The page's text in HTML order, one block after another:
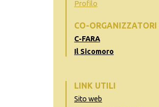
Profilo
CO-ORGANIZZATORI
C-FARA
Il Sicomoro
LINK UTILI
Sito web